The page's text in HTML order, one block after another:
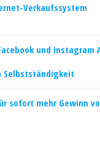
Verkaufssystem
und Instagram
Selbstständigkeit
sofort mehr Gewinn